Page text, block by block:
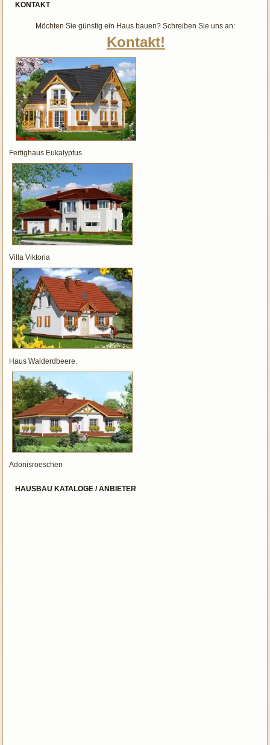
KONTAKT
Möchten Sie günstig ein Haus bauen? Schreiben Sie uns an:
Kontakt!
Fertighaus Eukalyptus
Villa Viktoria
Haus Walderdbeere.
Adonisroeschen
HAUSBAU KATALOGE / ANBIETER